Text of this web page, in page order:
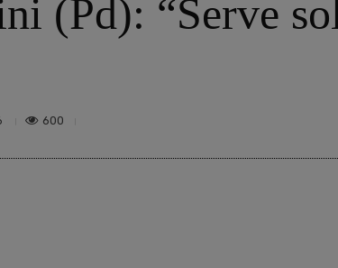
(Pd): “Serve
600